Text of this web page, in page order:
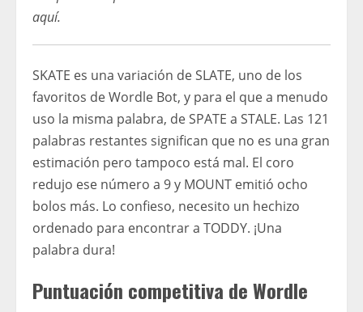
aquí.
SKATE es una variación de SLATE, uno de los
favoritos de Wordle Bot, y para el que a menudo
uso la misma palabra, de SPATE a STALE. Las 121
palabras restantes significan que no es una gran
estimación pero tampoco está mal. El coro
redujo ese número a 9 y MOUNT emitió ocho
bolos más. Lo confieso, necesito un hechizo
ordenado para encontrar a TODDY. ¡Una
palabra dura!
Puntuación competitiva de Wordle